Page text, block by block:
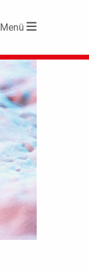
Menü